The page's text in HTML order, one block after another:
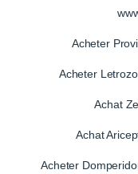
Acheter
Acheter
Achat
Achat
Acheter